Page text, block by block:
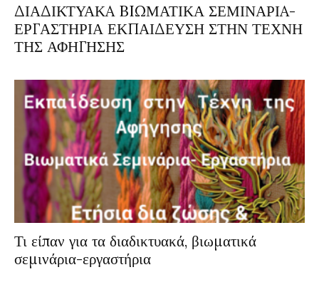
ΔΙΑΔΙΚΤΥΑΚA BIΩΜΑΤΙΚΑ ΣΕΜΙΝΑΡΙA-
ΕΡΓΑΣΤΗΡΙΑ ΕΚΠΑΙΔΕΥΣΗ ΣΤΗΝ ΤΕΧΝΗ
ΤΗΣ ΑΦΗΓΗΣΗΣ
Τι είπαν για τα διαδικτυακά, βιωματικά
σεμινάρια-εργαστήρια